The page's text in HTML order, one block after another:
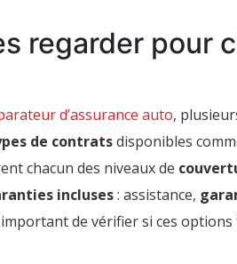
simplicité
regarder pour
d’assurance auto,
de contratsdisponibles
chacun des niveaux de
incluses: assistance,
de vérifier si ces